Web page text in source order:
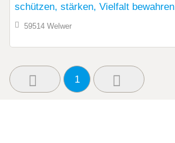
schützen, stärken, Vielfalt bewahren
59514 Welwer
1